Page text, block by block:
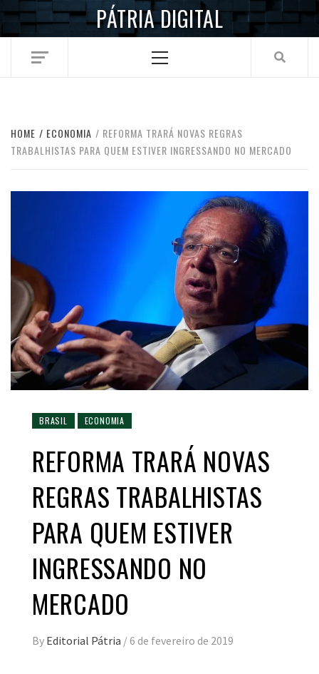
Skip
PÁTRIA DIGITAL
Menu
HOME ECONOMIA
REFORMA TRARÁ NOVAS REGRAS
TRABALHISTAS PARA QUEM ESTIVER INGRESSANDO NO MERCADO
BRASIL ECONOMIA
REFORMA TRARÁ NOVAS
REGRAS TRABALHISTAS
PARA QUEM ESTIVER
INGRESSANDO NO
MERCADO
By Editorial Pátria /6 de fevereiro de 2019